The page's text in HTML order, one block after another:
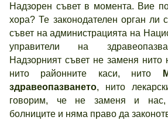
Надзорен съвет в момента. Вие
хора? Те законодателен орган ли
съвет на администрацията на
управители на
Надзорният съвет не заменя нито
нито районните каси, нито
здравеопазването, нито
говорим, че не заменя и нас,
болниците и няма право да